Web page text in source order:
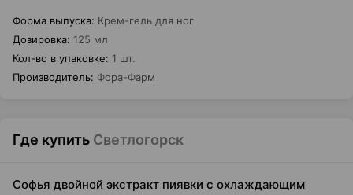
Форма выпуска: Крем-гель для ног
Дозировка: 125 мл
Кол-во в упаковке: 1 шт.
Производитель: Фора-Фарм
Где купить Светлогорск
Софья двойной экстракт пиявки с охлаждающим